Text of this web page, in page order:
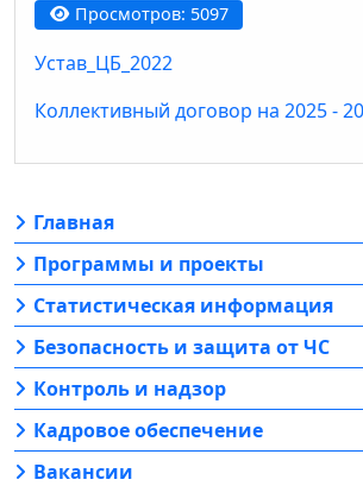
Главная
Программы и проекты
Статистическая информация
Безопасность и защита от ЧС
Контроль и надзор
Кадровое обеспечение
Вакансии
Просмотров: 5097
Устав_ЦБ_2022
Коллективный договор на 2025 -